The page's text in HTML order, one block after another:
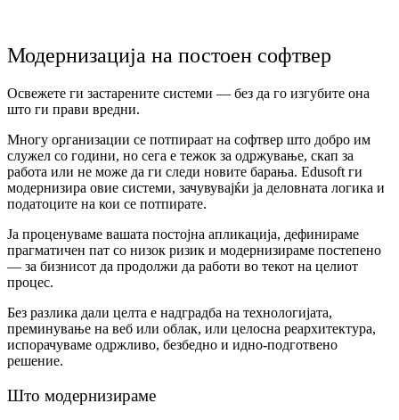
Модернизација на постоен софтвер
Освежете ги застарените системи — без да го изгубите она
што ги прави вредни.
Многу организации се потпираат на софтвер што добро им
служел со години, но сега е тежок за одржување, скап за
работа или не може да ги следи новите барања. Edusoft ги
модернизира овие системи, зачувувајќи ја деловната логика и
податоците на кои се потпирате.
Ја проценуваме вашата постојна апликација, дефинираме
прагматичен пат со низок ризик и модернизираме постепено
— за бизнисот да продолжи да работи во текот на целиот
процес.
Без разлика дали целта е надградба на технологијата,
преминување на веб или облак, или целосна реархитектура,
испорачуваме одржливо, безбедно и идно-подготвено
решение.
Што модернизираме